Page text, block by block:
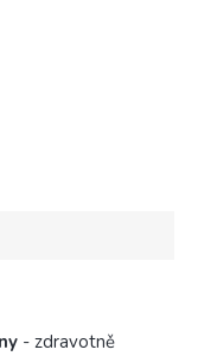
- zdravotně